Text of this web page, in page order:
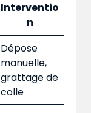
Interventio
n
Dépose
manuelle,
grattage de
colle